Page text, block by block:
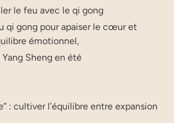
le feu avec le qi gong
qi gong pour apaiser le cœur et
émotionnel,
Sheng en été
: cultiver l’équilibre entre expansion